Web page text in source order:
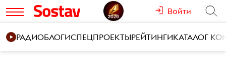
Войти
РАДИОБЛОГИСПЕЦПРОЕКТЫРЕЙТИНГИКАТАЛОГ